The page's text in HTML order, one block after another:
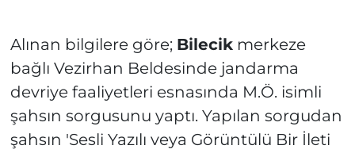
Alınan bilgilere göre; Bilecikmerkeze
bağlı Vezirhan Beldesinde jandarma
devriye faaliyetleri esnasında M.Ö. isimli
şahsın sorgusunu yaptı. Yapılan sorgudan
şahsın 'Sesli Yazılı veya Görüntülü Bir İleti